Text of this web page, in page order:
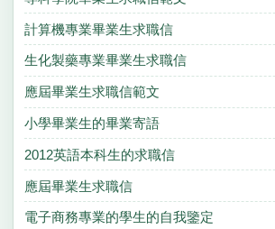
計算機專業畢業生求職信
生化製藥專業畢業生求職信
應屆畢業生求職信範文
小學畢業生的畢業寄語
2012英語本科生的求職信
應屆畢業生求職信
電子商務專業的學生的自我鑒定